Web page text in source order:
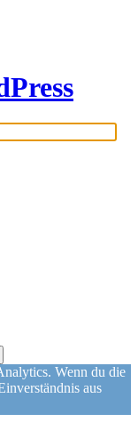
Wenn du die
aus